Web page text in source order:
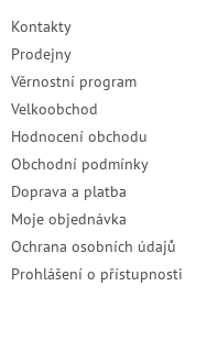
Kontakty
Prodejny
Věrnostní program
Velkoobchod
Hodnocení obchodu
Obchodní podmínky
Doprava a platba
Moje objednávka
Ochrana osobních údajů
Prohlášení o přístupnosti